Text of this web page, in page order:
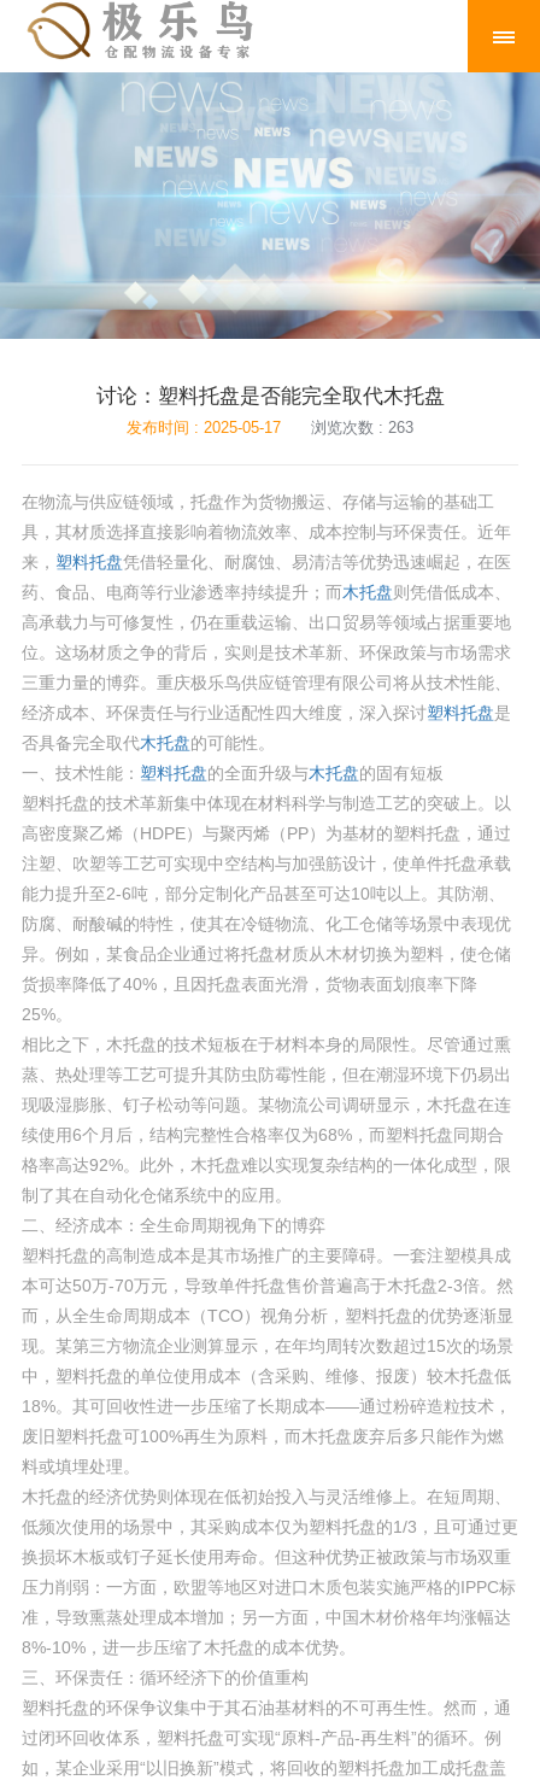
讨论：塑料托盘是否能完全取代木托盘
发布时间 : 2025-05-17 浏览次数 : 263
在物流与供应链领域，托盘作为货物搬运、存储与运输的基础工
具，其材质选择直接影响着物流效率、成本控制与环保责任。近年
来， 塑料托盘凭借轻量化、耐腐蚀、易清洁等优势迅速崛起，在医
药、食品、电商等行业渗透率持续提升；而木托盘则凭借低成本、
高承载力与可修复性，仍在重载运输、出口贸易等领域占据重要地
位。这场材质之争的背后，实则是技术革新、环保政策与市场需求
三重力量的博弈。重庆极乐鸟供应链管理有限公司将从技术性能、
经济成本、环保责任与行业适配性四大维度，深入探讨塑料托盘是
否具备完全取代木托盘的可能性。
一、技术性能： 塑料托盘的全面升级与木托盘的固有短板
塑料托盘的技术革新集中体现在材料科学与制造工艺的突破上。以
高密度聚乙烯（HDPE）与聚丙烯（PP）为基材的塑料托盘，通过
注塑、吹塑等工艺可实现中空结构与加强筋设计，使单件托盘承载
能力提升至2-6吨，部分定制化产品甚至可达10吨以上。其防潮、
防腐、耐酸碱的特性，使其在冷链物流、化工仓储等场景中表现优
异。例如，某食品企业通过将托盘材质从木材切换为塑料，使仓储
货损率降低了40%，且因托盘表面光滑，货物表面划痕率下降
25%。
相比之下，木托盘的技术短板在于材料本身的局限性。尽管通过熏
蒸、热处理等工艺可提升其防虫防霉性能，但在潮湿环境下仍易出
现吸湿膨胀、钉子松动等问题。某物流公司调研显示，木托盘在连
续使用6个月后，结构完整性合格率仅为68%，而塑料托盘同期合
格率高达92%。此外，木托盘难以实现复杂结构的一体化成型，限
制了其在自动化仓储系统中的应用。
二、经济成本：全生命周期视角下的博弈
塑料托盘的高制造成本是其市场推广的主要障碍。一套注塑模具成
本可达50万-70万元，导致单件托盘售价普遍高于木托盘2-3倍。然
而，从全生命周期成本（TCO）视角分析，塑料托盘的优势逐渐显
现。某第三方物流企业测算显示，在年均周转次数超过15次的场景
中，塑料托盘的单位使用成本（含采购、维修、报废）较木托盘低
18%。其可回收性进一步压缩了长期成本——通过粉碎造粒技术，
废旧塑料托盘可100%再生为原料，而木托盘废弃后多只能作为燃
料或填埋处理。
木托盘的经济优势则体现在低初始投入与灵活维修上。在短周期、
低频次使用的场景中，其采购成本仅为塑料托盘的1/3，且可通过更
换损坏木板或钉子延长使用寿命。但这种优势正被政策与市场双重
压力削弱：一方面，欧盟等地区对进口木质包装实施严格的IPPC标
准，导致熏蒸处理成本增加；另一方面，中国木材价格年均涨幅达
8%-10%，进一步压缩了木托盘的成本优势。
三、环保责任：循环经济下的价值重构
塑料托盘的环保争议集中于其石油基材料的不可再生性。然而，通
过闭环回收体系，塑料托盘可实现“原料-产品-再生料”的循环。例
如，某企业采用“以旧换新”模式，将回收的塑料托盘加工成托盘盖